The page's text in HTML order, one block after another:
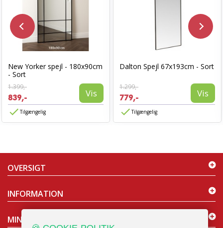
New Yorker spejl - 180x90cm
- Sort
1.399,-
839,- Vis
Tilgængelig
Dalton Spejl 67x193cm - Sort
1.299,-
779,- Vis
Tilgængelig
OVERSIGT
INFORMATION
MIN KONTO